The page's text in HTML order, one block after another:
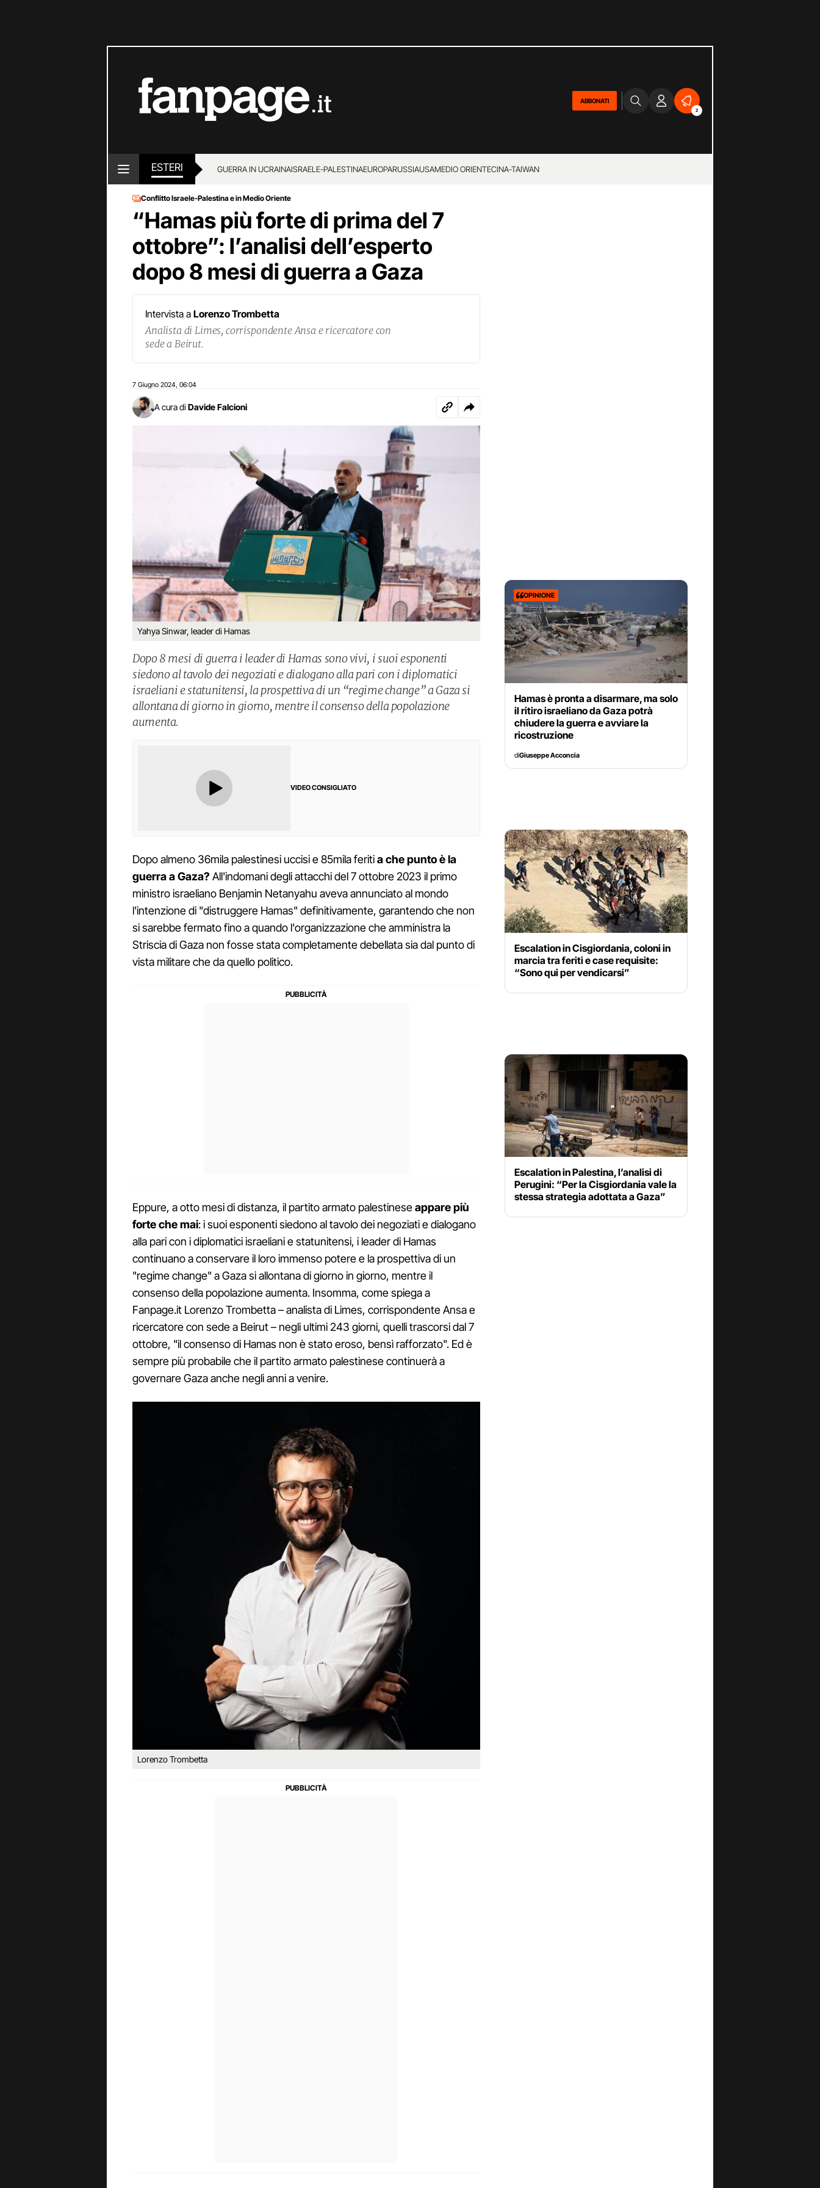
ABBONATI
2
ESTERI GUERRA IN UCRAINAISRAELE-PALESTINAEUROPARUSSIAUSAMEDIO ORIENTECINA-TAIWAN
Conflitto Israele-Palestina e in Medio Oriente
“Hamas più forte di prima del 7
ottobre”: l’analisi dell’esperto
dopo 8 mesi di guerra a Gaza
Intervista a Lorenzo Trombetta
Analista di Limes, corrispondente Ansa e ricercatore con
sede a Beirut.
7 Giugno 2024 06:04
A cura di Davide Falcioni
Yahya Sinwar, leader di Hamas
Dopo 8 mesi di guerra i leader di Hamas sono vivi, i suoi esponenti
siedono al tavolo dei negoziati e dialogano alla pari con i diplomatici
israeliani e statunitensi, la prospettiva di un “regime change” a Gaza si
allontana di giorno in giorno, mentre il consenso della popolazione
aumenta.
VIDEO CONSIGLIATO
Dopo almeno 36mila palestinesi uccisi e 85mila feritia che punto è la
guerra a Gaza? All'indomani degli attacchi del 7 ottobre 2023 il primo
ministro israeliano Benjamin Netanyahu aveva annunciato al mondo
l'intenzione di "distruggere Hamas" definitivamente, garantendo che non
si sarebbe fermato fino a quando l'organizzazione che amministra la
Striscia di Gaza non fosse stata completamente debellata sia dal punto di
vista militare che da quello politico.
Eppure, a otto mesi di distanza, il partito armato palestineseappare più
forte che mai: i suoi esponenti siedono al tavolo dei negoziati e dialogano
alla pari con i diplomatici israeliani e statunitensi, i leader di Hamas
continuano a conservare il loro immenso potere e la prospettiva di un
"regime change" a Gaza si allontana di giorno in giorno, mentre il
consenso della popolazione aumenta. Insomma, come spiega a
Fanpage.it Lorenzo Trombetta – analista di Limes, corrispondente Ansa e
ricercatore con sede a Beirut – negli ultimi 243 giorni, quelli trascorsi dal 7
ottobre, "il consenso di Hamas non è stato eroso, bensì rafforzato". Ed è
sempre più probabile che il partito armato palestinese continuerà a
governare Gaza anche negli anni a venire.
Lorenzo Trombetta
OPINIONE
Hamas è pronta a disarmare, ma solo
il ritiro israeliano da Gaza potrà
chiudere la guerra e avviare la
ricostruzione
diGiuseppe Acconcia
Escalation in Cisgiordania, coloni in
marcia tra feriti e case requisite:
“Sono qui per vendicarsi”
Escalation in Palestina, l’analisi di
Perugini: “Per la Cisgiordania vale la
stessa strategia adottata a Gaza”